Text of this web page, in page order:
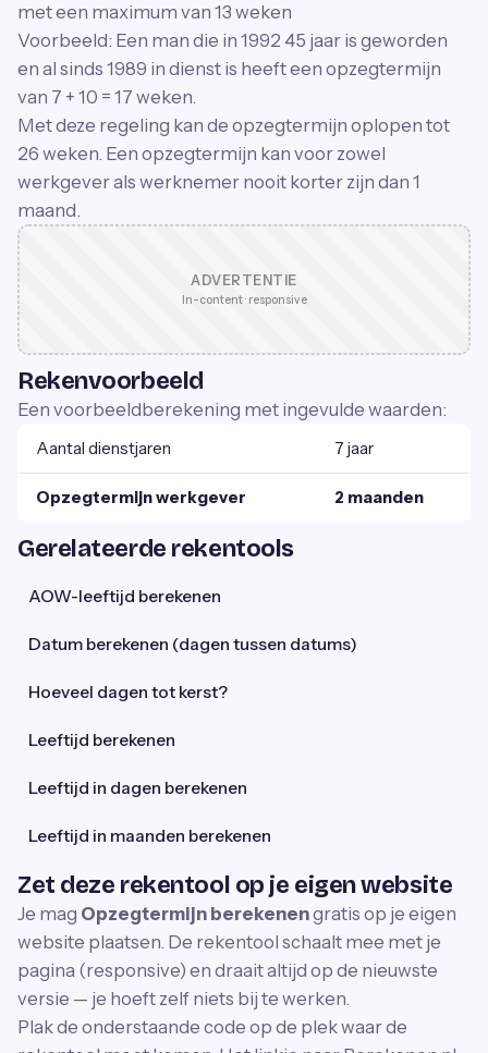
met een maximum van 13 weken
Voorbeeld: Een man die in 1992 45 jaar is geworden
en al sinds 1989 in dienst is heeft een opzegtermijn
van 7 + 10 = 17 weken.
Met deze regeling kan de opzegtermijn oplopen tot
26 weken. Een opzegtermijn kan voor zowel
werkgever als werknemer nooit korter zijn dan 1
maand.
ADVERTENTIE
In-content · responsive
Rekenvoorbeeld
Een voorbeeldberekening met ingevulde waarden:
Aantal dienstjaren 7 jaar
Opzegtermijn werkgever 2 maanden
Gerelateerde rekentools
AOW-leeftijd berekenen
Datum berekenen (dagen tussen datums)
Hoeveel dagen tot kerst?
Leeftijd berekenen
Leeftijd in dagen berekenen
Leeftijd in maanden berekenen
Zet deze rekentool op je eigen website
Je mag Opzegtermijn berekenengratis op je eigen
website plaatsen. De rekentool schaalt mee met je
pagina (responsive) en draait altijd op de nieuwste
versie — je hoeft zelf niets bij te werken.
Plak de onderstaande code op de plek waar de